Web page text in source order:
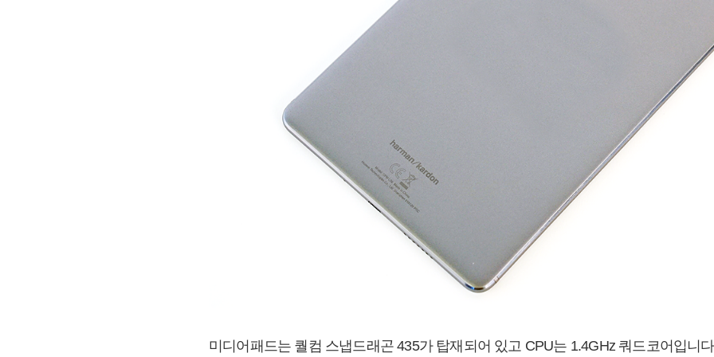
미디어패드는 퀄컴 스냅드래곤 435가 탑재되어 있고 CPU는 1.4GHz 쿼드코어입니